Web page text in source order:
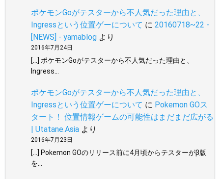
ポケモンGoがテスターから不人気だった理由と、
Ingressという位置ゲーについて に 20160718~22 -
[NEWS] - yamablog より
2016年7月24日
[…] ポケモンGoがテスターから不人気だった理由と、
Ingress…
ポケモンGoがテスターから不人気だった理由と、
Ingressという位置ゲーについて に Pokemon GOス
タート！ 位置情報ゲームの可能性はまだまだ広がる
| Utatane.Asia より
2016年7月23日
[…] Pokemon GOのリリース前に4月頃からテスターがβ版
を…